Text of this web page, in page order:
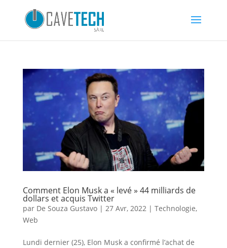
Comment Elon Musk a « levé » 44 milliards de
dollars et acquis Twitter
par De Souza Gustavo| 27 Avr, 2022 | Technologie,
Web
Lundi dernier (25), Elon Musk a confirmé l’achat de